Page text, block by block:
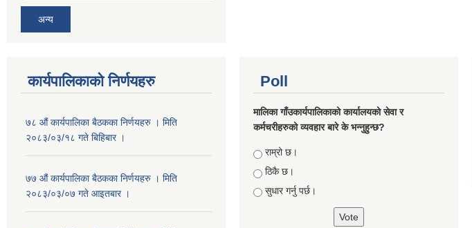
अन्य
कार्यपालिकाको निर्णयहरु
७८ औं कार्यपालिका बैठकका निर्णयहरु । मिति
२०८३/०३/१८ गते बिहिबार ।
७७ औं कार्यपालिका बैठकका निर्णयहरु । मिति
२०८३/०३/०७ गते आइतबार ।
Poll
मालिका गाँउकार्यपालिकाको कार्यालयको सेवा र
कर्मचरीहरुको व्यवहार बारे के भन्नुहुन्छ?
Choices
राम्रो छ।
ठिकै छ।
सुधार गर्नु पर्छ।